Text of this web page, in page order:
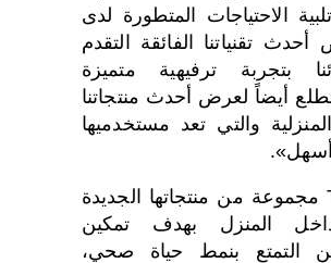
الاحتياجات المتطورة لدى
تقنياتنا الفائقة التقدم
بتجربة ترفيهية متميزة
أيضاً لعرض أحدث منتجاتنا
والتي تعد مستخدميها
وأطلقت TCL مجموعة من منتجاتها الجديدة
المنزل بهدف تمكين
التمتع بنمط حياة صحي،